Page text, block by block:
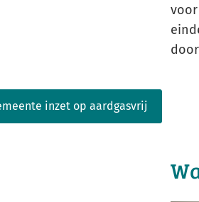
inzet op aardgasvrij